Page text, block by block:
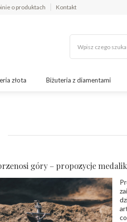
o produktach Kontakt
złota Biżuteria z diamentami
góry – propozycje